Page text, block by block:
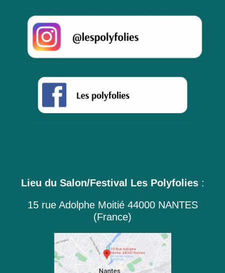
Lieu du Salon/Festival Les Polyfolies:
15 rue Adolphe Moitié 44000 NANTES
(France)